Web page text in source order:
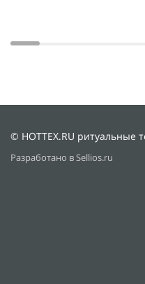
© HOTTEX.RU ритуальные
Разработано в Sellios.ru